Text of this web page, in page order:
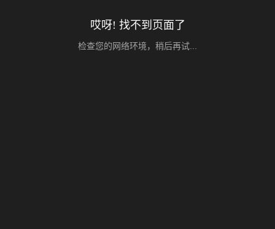
哎呀! 找不到页面了
检查您的网络环境，稍后再试...